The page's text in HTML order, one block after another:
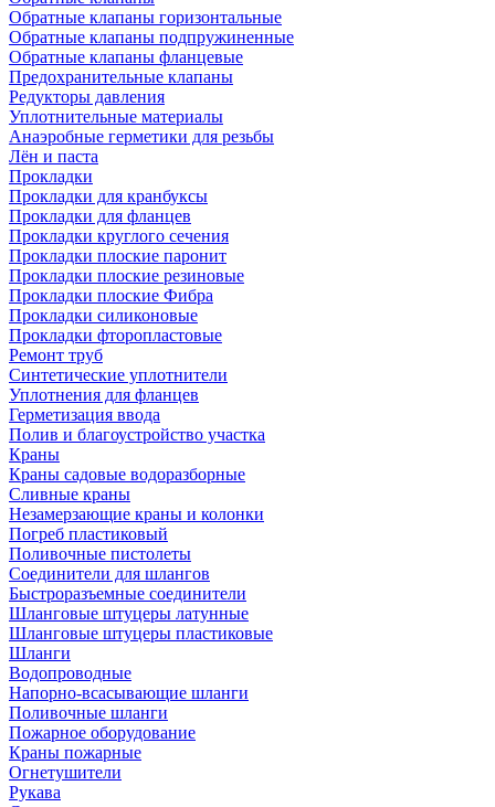
Обратные клапаны горизонтальные
Обратные клапаны подпружиненные
Обратные клапаны фланцевые
Предохранительные клапаны
Редукторы давления
Уплотнительные материалы
Анаэробные герметики для резьбы
Лён и паста
Прокладки
Прокладки для кранбуксы
Прокладки для фланцев
Прокладки круглого сечения
Прокладки плоские паронит
Прокладки плоские резиновые
Прокладки плоские Фибра
Прокладки силиконовые
Прокладки фторопластовые
Ремонт труб
Синтетические уплотнители
Уплотнения для фланцев
Герметизация ввода
Полив и благоустройство участка
Краны
Краны садовые водоразборные
Сливные краны
Незамерзающие краны и колонки
Погреб пластиковый
Поливочные пистолеты
Соединители для шлангов
Быстроразъемные соединители
Шланговые штуцеры латунные
Шланговые штуцеры пластиковые
Шланги
Водопроводные
Напорно-всасывающие шланги
Поливочные шланги
Пожарное оборудование
Краны пожарные
Огнетушители
Рукава